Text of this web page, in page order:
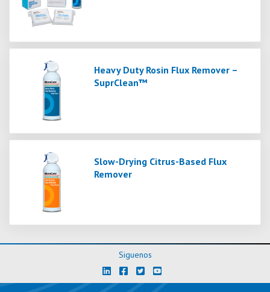
Heavy Duty Rosin Flux Remover –
SuprClean™
Slow-Drying Citrus-Based Flux
Remover
Siguenos